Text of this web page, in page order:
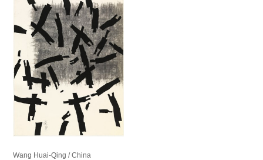
Wang Huai-Qing / China